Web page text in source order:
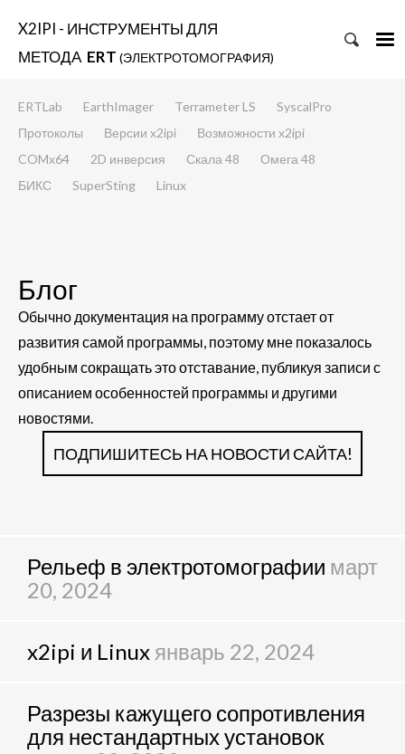
X2IPI - ИНСТРУМЕНТЫ ДЛЯ
МЕТОДА ERT (ЭЛЕКТРОТОМОГРАФИЯ)
ERTLab EarthImager Terrameter LS
SyscalPro
Протоколы
Версии x2ipi
Возможности x2ipi
COMx64
2D инверсия Скала 48
Омега 48
БИКС
SuperSting Linux
Блог
Обычно документация на программу отстает от
развития самой программы, поэтому мне показалось
удобным сокращать это отставание, публикуя записи с
описанием особенностей программы и другими
новостями.
ПОДПИШИТЕСЬ НА НОВОСТИ САЙТА!
Рельеф в электротомографии март
20, 2024
x2ipi и Linux январь 22, 2024
Разрезы кажущего сопротивления
для нестандартных установок